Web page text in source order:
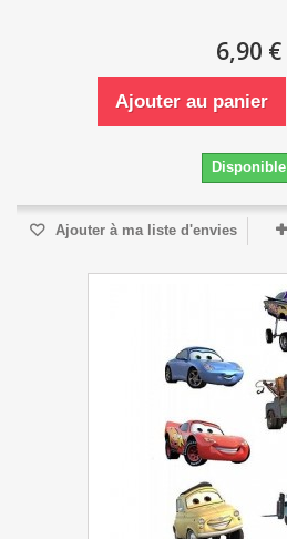
6,90 €
Ajouter au panier
Disponible
Ajouter à ma liste d'envies